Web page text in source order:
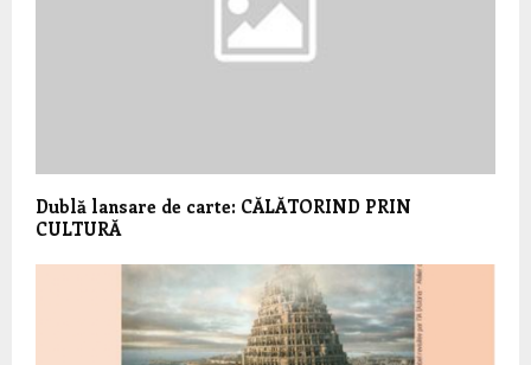
Dublă lansare de carte: CĂLĂTORIND PRIN
CULTURĂ